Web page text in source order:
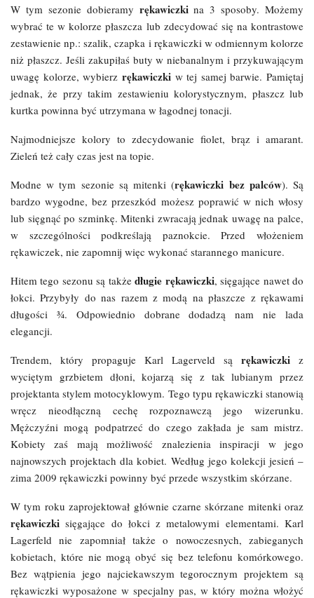
W tym sezonie dobieramy rękawiczkina 3 sposoby. Możemy
wybrać te w kolorze płaszcza lub zdecydować się na kontrastowe
zestawienie np.: szalik, czapka i rękawiczki w odmiennym kolorze
niż płaszcz. Jeśli zakupiłaś buty w niebanalnym i przykuwającym
uwagę kolorze, wybierz rękawiczkiw tej samej barwie. Pamiętaj
jednak, że przy takim zestawieniu kolorystycznym, płaszcz lub
kurtka powinna być utrzymana w łagodnej tonacji.
Najmodniejsze kolory to zdecydowanie fiolet, brąz i amarant.
Zieleń też cały czas jest na topie.
Modne w tym sezonie są mitenki (rękawiczki bez palców). Są
bardzo wygodne, bez przeszkód możesz poprawić w nich włosy
lub sięgnąć po szminkę. Mitenki zwracają jednak uwagę na palce,
w szczególności podkreślają paznokcie. Przed włożeniem
rękawiczek, nie zapomnij więc wykonać starannego manicure.
Hitem tego sezonu są takżedługie rękawiczki, sięgające nawet do
łokci. Przybyły do nas razem z modą na płaszcze z rękawami
długości ¾. Odpowiednio dobrane dodadzą nam nie lada
elegancji.
Trendem, który propaguje Karl Lagerveld są rękawiczki z
wyciętym grzbietem dłoni, kojarzą się z tak lubianym przez
projektanta stylem motocyklowym. Tego typu rękawiczki stanowią
wręcz nieodłączną cechę rozpoznawczą jego wizerunku.
Mężczyźni mogą podpatrzeć do czego zakłada je sam mistrz.
Kobiety zaś mają możliwość znalezienia inspiracji w jego
najnowszych projektach dla kobiet. Według jego kolekcji jesień –
zima 2009 rękawiczki powinny być przede wszystkim skórzane.
W tym roku zaprojektował głównie czarne skórzane mitenki oraz
rękawiczki sięgające do łokci z metalowymi elementami. Karl
Lagerfeld nie zapomniał także o nowoczesnych, zabieganych
kobietach, które nie mogą obyć się bez telefonu komórkowego.
Bez wątpienia jego najciekawszym tegorocznym projektem są
rękawiczki wyposażone w specjalny pas, w który można włożyć